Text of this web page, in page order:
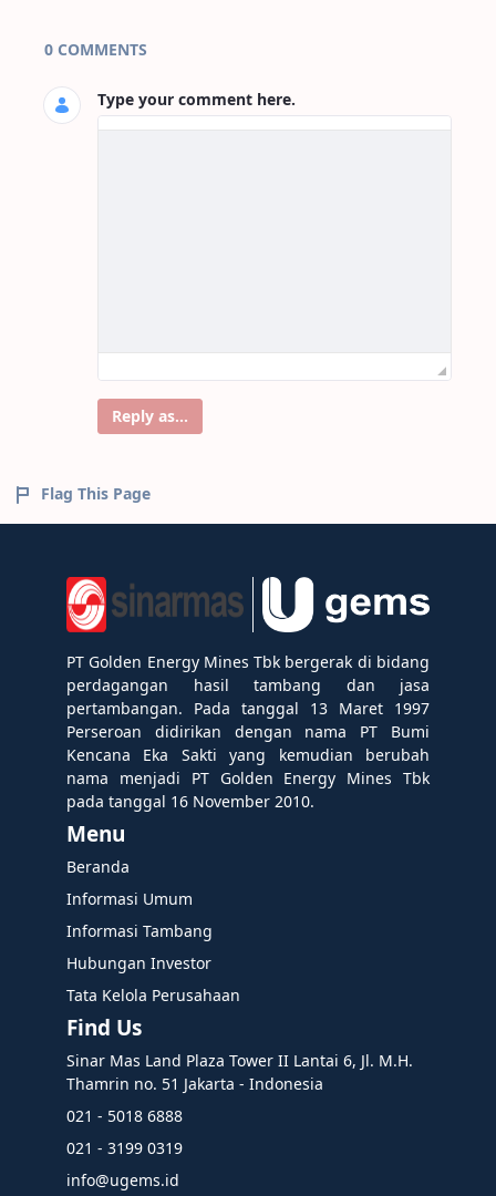
Page Comments
0 COMMENTS
Type your comment here.
Reply as...
Flag This Page
PT Golden Energy Mines Tbk bergerak di bidang
perdagangan hasil tambang dan jasa
pertambangan. Pada tanggal 13 Maret 1997
Perseroan didirikan dengan nama PT Bumi
Kencana Eka Sakti yang kemudian berubah
nama menjadi PT Golden Energy Mines Tbk
pada tanggal 16 November 2010.
Menu
Beranda
Informasi Umum
Informasi Tambang
Hubungan Investor
Tata Kelola Perusahaan
Find Us
Sinar Mas Land Plaza Tower II Lantai 6, Jl. M.H.
Thamrin no. 51 Jakarta - Indonesia
021 - 5018 6888
021 - 3199 0319
info@ugems.id